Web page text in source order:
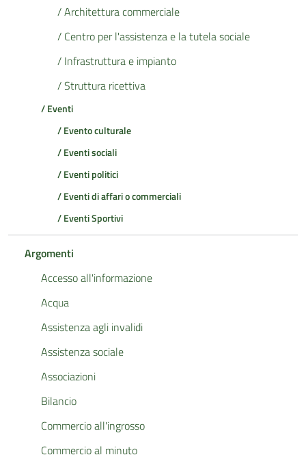
/ Architettura commerciale
/ Centro per l'assistenza e la tutela sociale
/ Infrastruttura e impianto
/ Struttura ricettiva
/ Eventi
/ Evento culturale
/ Eventi sociali
/ Eventi politici
/ Eventi di affari o commerciali
/ Eventi Sportivi
Argomenti
Accesso all'informazione
Acqua
Assistenza agli invalidi
Assistenza sociale
Associazioni
Bilancio
Commercio all'ingrosso
Commercio al minuto